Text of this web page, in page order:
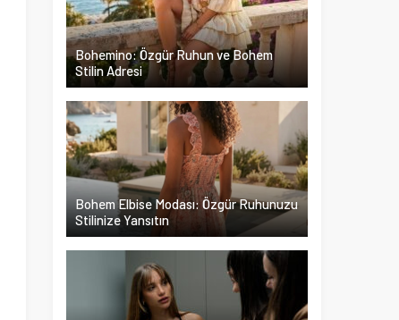
Bohemino: Özgür Ruhun ve Bohem
Stilin Adresi
Bohem Elbise Modası: Özgür Ruhunuzu
Stilinize Yansıtın